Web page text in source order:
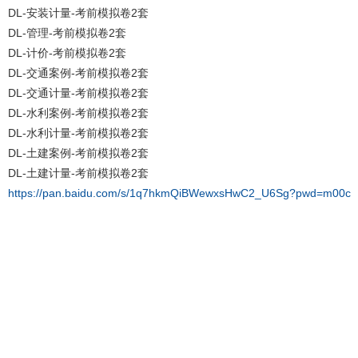
DL-安装计量-考前模拟卷2套
DL-管理-考前模拟卷2套
DL-计价-考前模拟卷2套
DL-交通案例-考前模拟卷2套
DL-交通计量-考前模拟卷2套
DL-水利案例-考前模拟卷2套
DL-水利计量-考前模拟卷2套
DL-土建案例-考前模拟卷2套
DL-土建计量-考前模拟卷2套
https://pan.baidu.com/s/1q7hkmQiBWewxsHwC2_U6Sg?pwd=m00c